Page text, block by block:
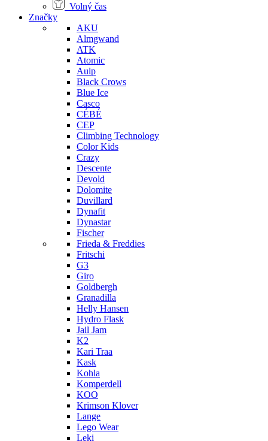
Volný čas
Značky
AKU
Almgwand
ATK
Atomic
Aulp
Black Crows
Blue Ice
Casco
CÉBÉ
CEP
Climbing Technology
Color Kids
Crazy
Descente
Devold
Dolomite
Duvillard
Dynafit
Dynastar
Fischer
Frieda & Freddies
Fritschi
G3
Giro
Goldbergh
Granadilla
Helly Hansen
Hydro Flask
Jail Jam
K2
Kari Traa
Kask
Kohla
Komperdell
KOO
Krimson Klover
Lange
Lego Wear
Leki